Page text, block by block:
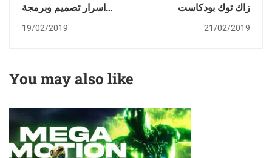
اسرار تصميم وبرمجة
الخطوط واللوجوهات - مع
19/02/2019
زاك توك بودكاست
21/02/2019
You may also like